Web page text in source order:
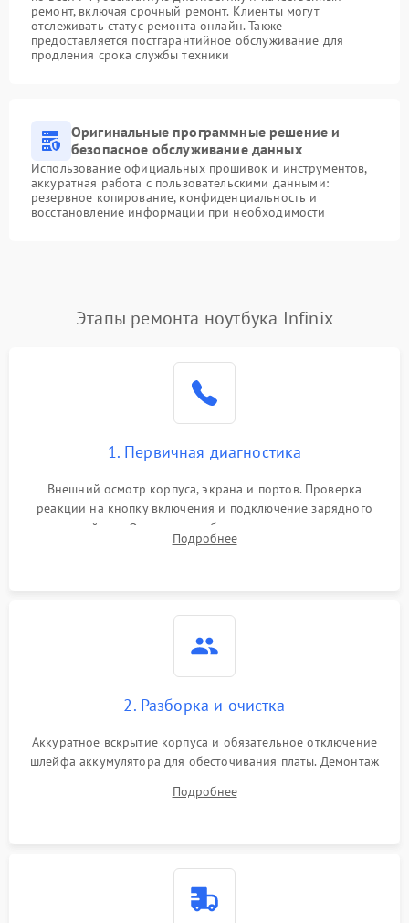
ремонт, включая срочный ремонт. Клиенты могут
отслеживать статус ремонта онлайн. Также
предоставляется постгарантийное обслуживание для
продления срока службы техники
Оригинальные программные решение и
безопасное обслуживание данных
Использование официальных прошивок и инструментов,
аккуратная работа с пользовательскими данными:
резервное копирование, конфиденциальность и
восстановление информации при необходимости
Этапы ремонта ноутбука Infinix
1. Первичная диагностика
Внешний осмотр корпуса, экрана и портов. Проверка
реакции на кнопку включения и подключение зарядного
устройства. Оценка потребления тока с помощью
лабораторного блока питания для локализации проблемы.
Подробнее
2. Разборка и очистка
Аккуратное вскрытие корпуса и обязательное отключение
шлейфа аккумулятора для обесточивания платы. Демонтаж
высохшей термопасты с кристаллов чипов.
Подробнее